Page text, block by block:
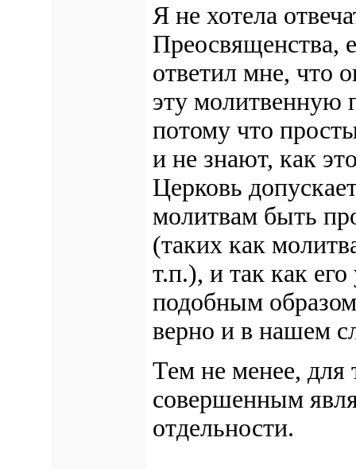
Я не хотела
Преосвященства,
ответил мне, что
эту молитвенную
потому что
и не знают, как
Церковь
молитвам быть
(таких как
т.п.), и так как его
подобным
верно и в нашем
Тем не менее, для
совершенным
отдельности.